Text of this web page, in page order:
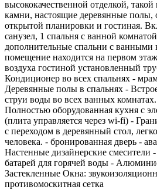
высококачественной отделкой,
камни, настоящие деревянные полы,
открытой планировки и гостиная.
санузел, 1 спальня с ванной
дополнительные спальни с ванными
помещение находится на первом
воздуха гостиной установленный
Кондиционер во всех спальнях -
Деревянные полы в спальнях -
струи воды во всех ванных
Полностью оборудованная кухня с
(плита управляется через wi-fi) -
с переходом в деревянный стол,
человека. - бронированная дверь -
Настенные дизайнерские смесители
батарей для горячей воды -
Застекленные Окна:
противомоскитная сетка